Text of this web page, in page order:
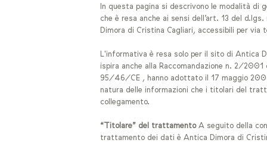
In questa pagina si descrivono le modalità
che è resa anche ai sensi dell’art. 13 del
Dimora di Cristina Cagliari, accessibili per
L'informativa è resa solo per il sito di Antica
ispira anche alla Raccomandazione n. 2/
95/46/CE , hanno adottato il 17 maggio
natura delle informazioni che i titolari del
collegamento.
“Titolare” del trattamentoA seguito della
trattamento dei dati è Antica Dimora di